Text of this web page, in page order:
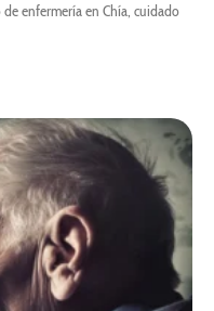
enfermería en Chía, cuidado